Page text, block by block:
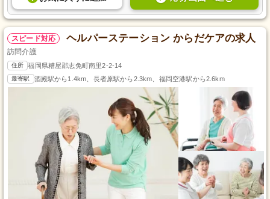
スピード対応 ヘルパーステーション からだケアの求人
訪問介護
住所 福岡県糟屋郡志免町南里2-2-14
最寄駅 酒殿駅から1.4km、長者原駅から2.3km、福岡空港駅から2.6km